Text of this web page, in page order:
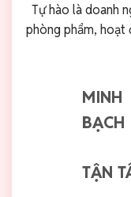
Tự hào là doanh
phòng phẩm,
MINH
BẠCH
TẬN